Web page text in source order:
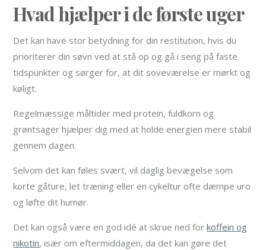
Hvad hjælper i de første uger
Det kan have stor betydning for din restitution, hvis du
prioriterer din søvn ved at stå op og gå i seng på faste
tidspunkter og sørger for, at dit soveværelse er mørkt og
køligt.
Regelmæssige måltider med protein, fuldkorn og
grøntsager hjælper dig med at holde energien mere stabil
gennem dagen.
Selvom det kan føles svært, vil daglig bevægelse som
korte gåture, let træning eller en cykeltur ofte dæmpe uro
og løfte dit humør.
Det kan også være en god idé at skrue ned forkoffein og
nikotin, især om eftermiddagen, da det kan gøre det